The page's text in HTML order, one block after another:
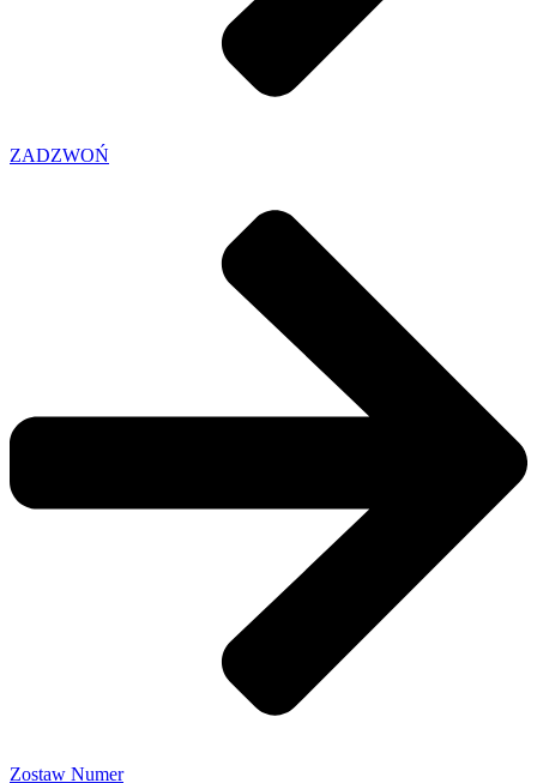
ZADZWOŃ
Zostaw Numer